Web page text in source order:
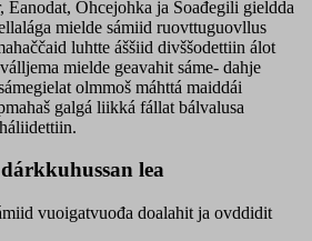
Ohcejohka ja Soađegili gieldda
mielde sámiid ruovttuguovllus
luhtte áššiid divššodettiin álot
mielde geavahit sáme- dahje
olmmoš máhttá maiddái
galgá liikká fállat bálvalusa
lea
vuoigatvuođa doalahit ja ovddidit